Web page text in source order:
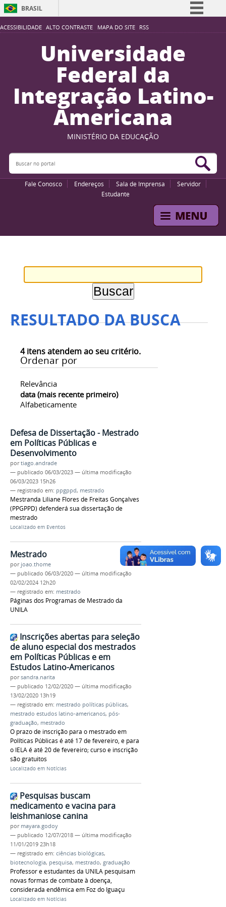
ACESSIBILIDADE ALTO CONTRASTE MAPA DO SITE RSS
BRASIL
Simplifique!
Participe
Acesso à informação
Legislação
Canais
Universidade
Federal da
Integração Latino-
Americana
MINISTÉRIO DA EDUCAÇÃO
Buscar no portal
Fale Conosco Endereços Sala de Imprensa
Servidor
Estudante
RESULTADO DA BUSCA
4itens atendem ao seu critério.
Ordenar por
Relevância
data (mais recente primeiro)
Alfabeticamente
Defesa de Dissertação - Mestrado
em Políticas Públicas e
Desenvolvimento
portiago.andrade
— publicado 06/03/2023 — última modificação
06/03/2023 15h26
— registrado em: ppgppd, mestrado
Mestranda Liliane Flores de Freitas Gonçalves
(PPGPPD) defenderá sua dissertação de
mestrado
Localizado em Eventos
Mestrado
por joao.thome
— publicado 06/03/2020 — última modificação
02/02/2024 12h20
— registrado em: mestrado
Páginas dos Programas de Mestrado da
UNILA
Inscrições abertas para seleção
de aluno especial dos mestrados
em Políticas Públicas e em
Estudos Latino-Americanos
porsandra.narita
— publicado 12/02/2020 — última modificação
13/02/2020 13h19
— registrado em: mestrado políticas públicas,
mestrado estudos latino-americanos, pós-
graduação, mestrado
O prazo de inscrição para o mestrado em
Políticas Públicas é até 17 de fevereiro, e para
o IELA é até 20 de fevereiro; curso e inscrição
são gratuitos
Localizado em Notícias
Pesquisas buscam
medicamento e vacina para
leishmaniose canina
por mayara.godoy
— publicado 12/07/2018 — última modificação
11/01/2019 23h18
— registrado em: ciências biológicas,
biotecnologia, pesquisa, mestrado, graduação
Professor e estudantes da UNILA pesquisam
novas formas de combate à doença,
considerada endêmica em Foz do Iguaçu
Localizado em Notícias